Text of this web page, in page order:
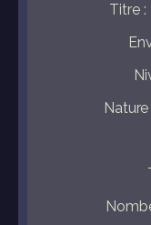
Titre :